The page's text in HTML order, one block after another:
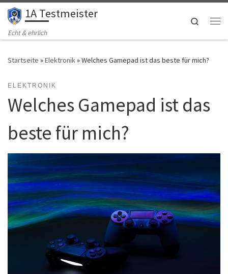
Zum Inhalt springen
1A Testmeister
Echt & ehrlich
Search
Startseite »Elektronik»Welches Gamepad ist das beste für mich?
ELEKTRONIK
Welches Gamepad ist das
beste für mich?